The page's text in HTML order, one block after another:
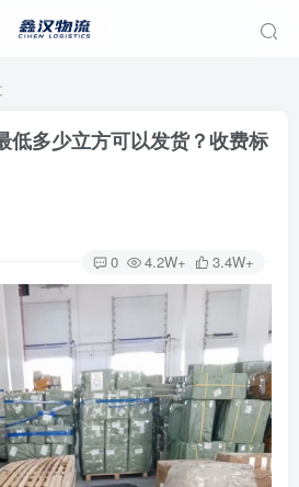
低多少立方可以发货？收费标
0 4.2W+ 3.4W+